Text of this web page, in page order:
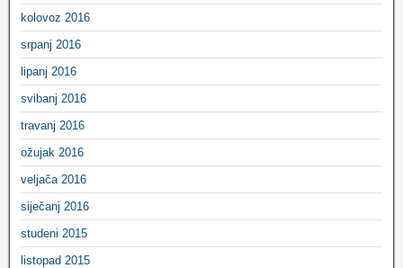
kolovoz 2016
srpanj 2016
lipanj 2016
svibanj 2016
travanj 2016
ožujak 2016
veljača 2016
siječanj 2016
studeni 2015
listopad 2015